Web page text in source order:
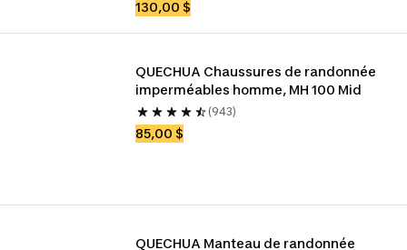
130,00 $
QUECHUA Chaussures de randonnée
imperméables homme, MH 100 Mid
(943)
85,00 $
QUECHUA Manteau de randonnée